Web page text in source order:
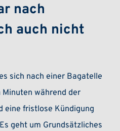
nach
auch nicht
sich nach einer Bagatelle
während der
eine fristlose Kündigung
geht um Grundsätzliches